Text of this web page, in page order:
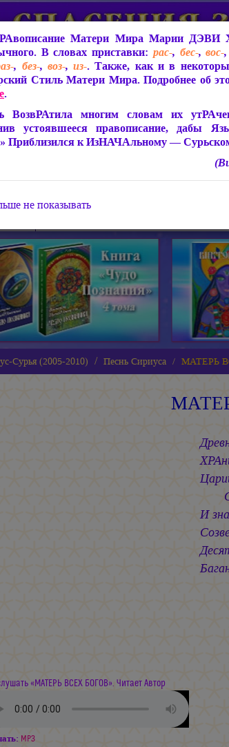
Мира
СофиоЛогия Матери Мира
Сурья (2005-2010) Песнь Сириуса МАТЕРЬ
И
«МАТЕРЬ ВСЕХ БОГОВ». Читает Автор
MP3
Матери Мира Марии ДЭВИ
В словах приставки: рас-, бес-,вос-,
, без-, воз-,из-. Также, как и в
Стиль Матери Мира. Подробнее об
.
ВозвРАтила многим словам их
устоявшееся правописание, дабы
Приблизился к ИзНАЧАльному —
не показывать